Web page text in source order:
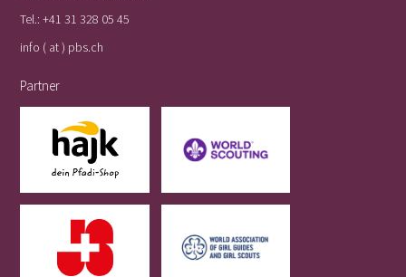
Tel.:+41 31 328 05 45
info ( at ) pbs.ch
Partner